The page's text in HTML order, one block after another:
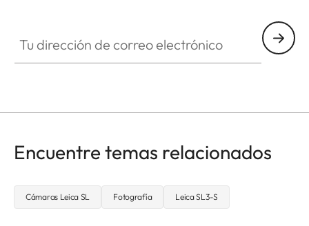
Encuentre temas relacionados
Cámaras Leica SL Fotografía Leica SL3-S